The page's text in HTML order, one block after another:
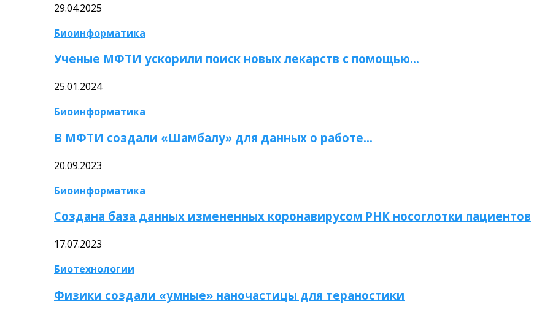
29.04.2025
Биоинформатика
Ученые МФТИ ускорили поиск новых лекарств с помощью…
25.01.2024
Биоинформатика
В МФТИ создали «Шамбалу» для данных о работе…
20.09.2023
Биоинформатика
Создана база данных измененных коронавирусом РНК носоглотки пациентов
17.07.2023
Биотехнологии
Физики создали «умные» наночастицы для тераностики